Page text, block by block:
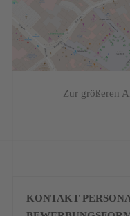
Zur größeren
KONTAKT